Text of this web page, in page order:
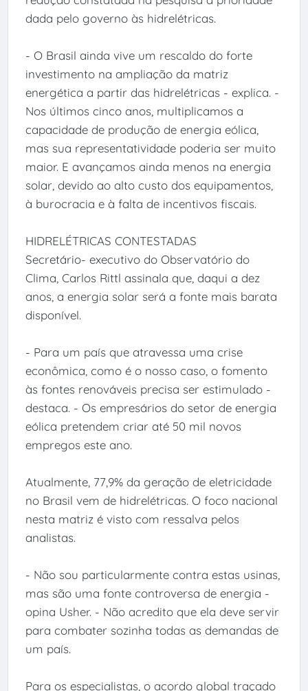
dada pelo governo às hidrelétricas.
- O Brasil ainda vive um rescaldo do forte
investimento na ampliação da matriz
energética a partir das hidrelétricas - explica. -
Nos últimos cinco anos, multiplicamos a
capacidade de produção de energia eólica,
mas sua representatividade poderia ser muito
maior. E avançamos ainda menos na energia
solar, devido ao alto custo dos equipamentos,
à burocracia e à falta de incentivos fiscais.
HIDRELÉTRICAS CONTESTADAS
Secretário- executivo do Observatório do
Clima, Carlos Rittl assinala que, daqui a dez
anos, a energia solar será a fonte mais barata
disponível.
- Para um país que atravessa uma crise
econômica, como é o nosso caso, o fomento
às fontes renováveis precisa ser estimulado -
destaca. - Os empresários do setor de energia
eólica pretendem criar até 50 mil novos
empregos este ano.
Atualmente, 77,9% da geração de eletricidade
no Brasil vem de hidrelétricas. O foco nacional
nesta matriz é visto com ressalva pelos
analistas.
- Não sou particularmente contra estas usinas,
mas são uma fonte controversa de energia -
opina Usher. - Não acredito que ela deve servir
para combater sozinha todas as demandas de
um país.
Para os especialistas, o acordo global traçado